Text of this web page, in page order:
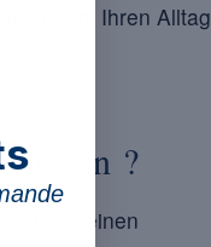
bereit, Ihren Alltag
sein ?
allgemeinen